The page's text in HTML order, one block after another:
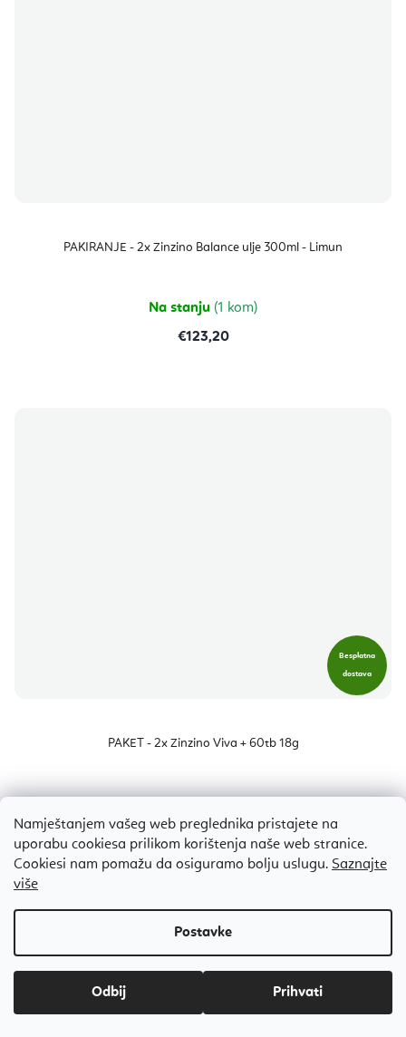
Namještanjem vašeg web preglednika pristajete na
uporabu cookiesa prilikom korištenja naše web stranice.
Cookiesi nam pomažu da osiguramo bolju uslugu. Saznajte
više
Odbij
PAKIRANJE - 2x Zinzino Balance ulje 300ml - Limun
Na stanju (1 kom)
€123,20
Besplatna
dostava
PAKET - 2x Zinzino Viva + 60tb 18g
€88,90